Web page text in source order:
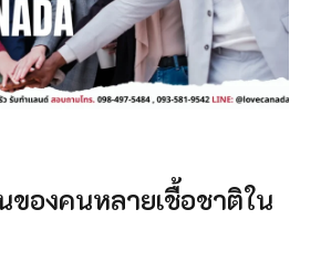
ของคนหลายเชื้อชาติใน